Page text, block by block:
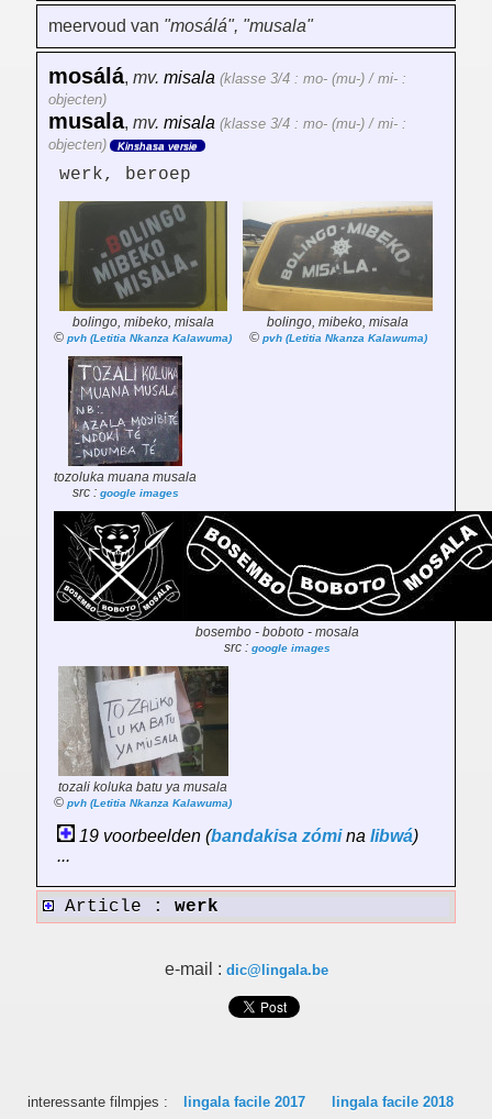
meervoud van "mosálá", "musala"
mosálá, mv. misala (klasse 3/4 : mo- (mu-) / mi- :
objecten)
musala, mv. misala (klasse 3/4 : mo- (mu-) / mi- :
objecten)
Kinshasa versie
werk, beroep
bolingo, mibeko, misala
© pvh (Letitia Nkanza Kalawuma)
bolingo, mibeko, misala
© pvh (Letitia Nkanza Kalawuma)
tozoluka muana musala
src : google images
bosembo - boboto - mosala
src : google images
tozali koluka batu ya musala
© pvh (Letitia Nkanza Kalawuma)
19 voorbeelden (bandakisa zómina libwá)
...
Article : werk
e-mail : dic@lingala.be
interessante filmpjes : lingala facile 2017 lingala facile 2018